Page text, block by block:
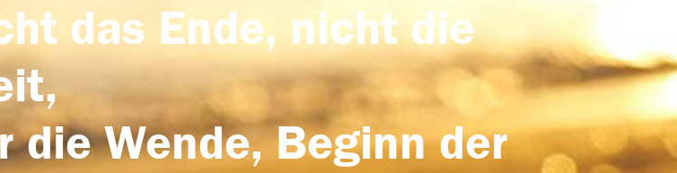
das Ende, nicht die
die Wende, Beginn der